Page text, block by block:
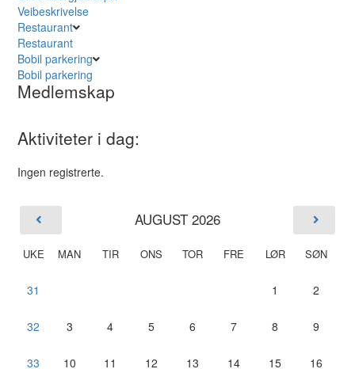
Veibeskrivelse
Restaurant
Restaurant
Bobil parkering
Bobil parkering
Medlemskap
Aktiviteter i dag:
Ingen registrerte.
AUGUST 2026
UKE MAN TIR ONS TOR FRE LØR SØN
31 1 2
32 3 4 5 6 7 8 9
33 10 11 12 13 14 15 16